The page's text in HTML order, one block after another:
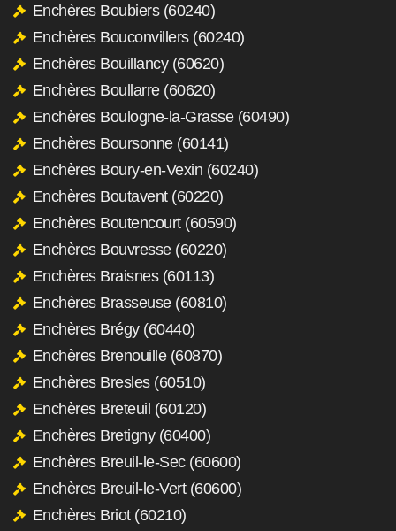
Enchères Boubiers (60240)
Enchères Bouconvillers (60240)
Enchères Bouillancy (60620)
Enchères Boullarre (60620)
Enchères Boulogne-la-Grasse (60490)
Enchères Boursonne (60141)
Enchères Boury-en-Vexin (60240)
Enchères Boutavent (60220)
Enchères Boutencourt (60590)
Enchères Bouvresse (60220)
Enchères Braisnes (60113)
Enchères Brasseuse (60810)
Enchères Brégy (60440)
Enchères Brenouille (60870)
Enchères Bresles (60510)
Enchères Breteuil (60120)
Enchères Bretigny (60400)
Enchères Breuil-le-Sec (60600)
Enchères Breuil-le-Vert (60600)
Enchères Briot (60210)